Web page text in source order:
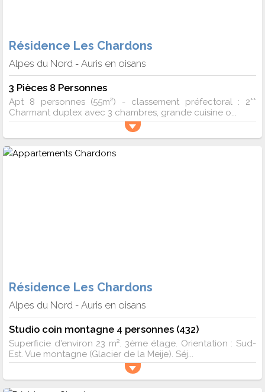
Résidence Les Chardons
Alpes du Nord - Auris en oisans
3 Pièces 8 Personnes
Apt 8 personnes (55m²) - classement préfectoral : 2**
Charmant duplex avec 3 chambres, grande cuisine o...
Résidence Les Chardons
Alpes du Nord - Auris en oisans
Studio coin montagne 4 personnes (432)
Superficie d'environ 23 m². 3ème étage. Orientation : Sud-
Est. Vue montagne (Glacier de la Meije). Séj...